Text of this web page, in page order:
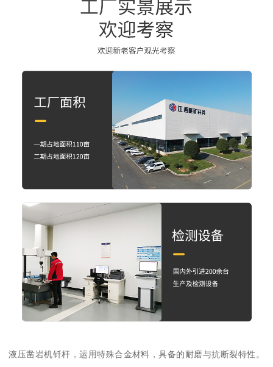
液压凿岩机钎杆，运用特殊合金材料，具备的耐磨与抗断裂特性。